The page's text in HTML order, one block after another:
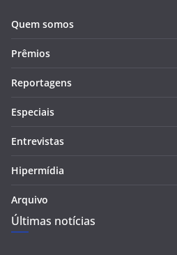
Quem somos
Prêmios
Reportagens
Especiais
Entrevistas
Hipermídia
Arquivo
Últimas notícias